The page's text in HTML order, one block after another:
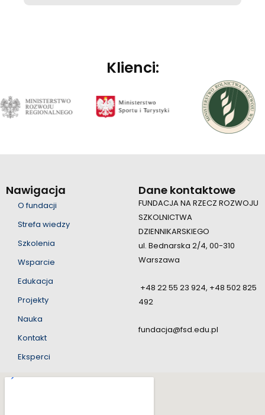
Klienci:
Nawigacja
O fundacji
Strefa wiedzy
Szkolenia
Wsparcie
Edukacja
Projekty
Nauka
Kontakt
Eksperci
Dane kontaktowe
FUNDACJA NA RZECZ ROZWOJU
SZKOLNICTWA
DZIENNIKARSKIEGO
ul. Bednarska 2/4, 00-310
Warszawa
+48 22 55 23 924, +48 502 825
492
fundacja@fsd.edu.pl